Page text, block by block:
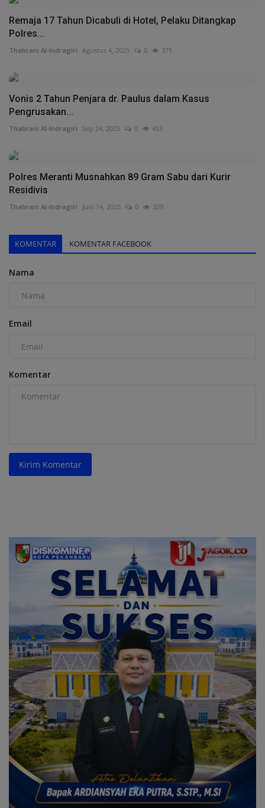
Remaja 17 Tahun Dicabuli di Hotel, Pelaku Ditangkap
Polres...
Thabrani Al-Indragiri Agustus 4, 2025 0 371
Vonis 2 Tahun Penjara dr. Paulus dalam Kasus
Pengrusakan...
Thabrani Al-Indragiri Sep 24, 2025 0 453
Polres Meranti Musnahkan 89 Gram Sabu dari Kurir
Residivis
Thabrani Al-Indragiri Juni 14, 2025 0 329
KOMENTAR KOMENTAR FACEBOOK
Nama
Email
Komentar
Kirim Komentar